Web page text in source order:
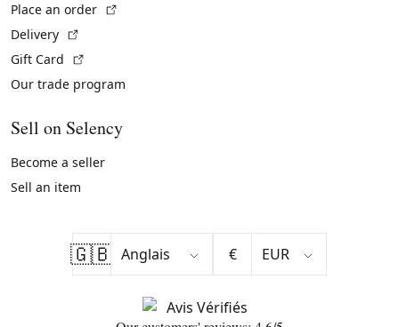
Place an order
Delivery
Gift Card
Our trade program
Sell on Selency
Become a seller
Sell an item
🇬🇧 €